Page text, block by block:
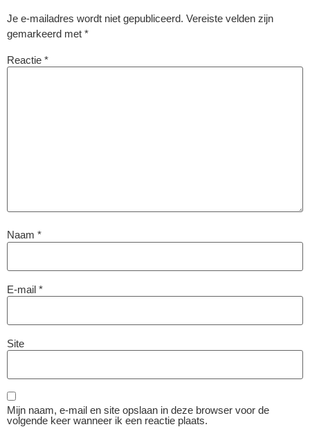
Je e-mailadres wordt niet gepubliceerd. Vereiste velden zijn
gemarkeerd met *
Reactie *
Naam *
E-mail *
Site
Mijn naam, e-mail en site opslaan in deze browser voor de
volgende keer wanneer ik een reactie plaats.